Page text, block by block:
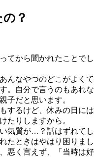
？
てから聞かれたことでし
んなやつのどこがよくて
。自分で言うのもあれな
子だと思います。
するけど、休みの日には
たりしますから。
気質が…？話はずれてし
たときはやはり困りまし
悪く言えず、「当時は好